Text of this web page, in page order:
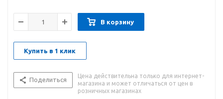
В корзину
Купить в 1 клик
Поделиться
Цена действительна только для интернет-
магазина и может отличаться от цен в
розничных магазинах